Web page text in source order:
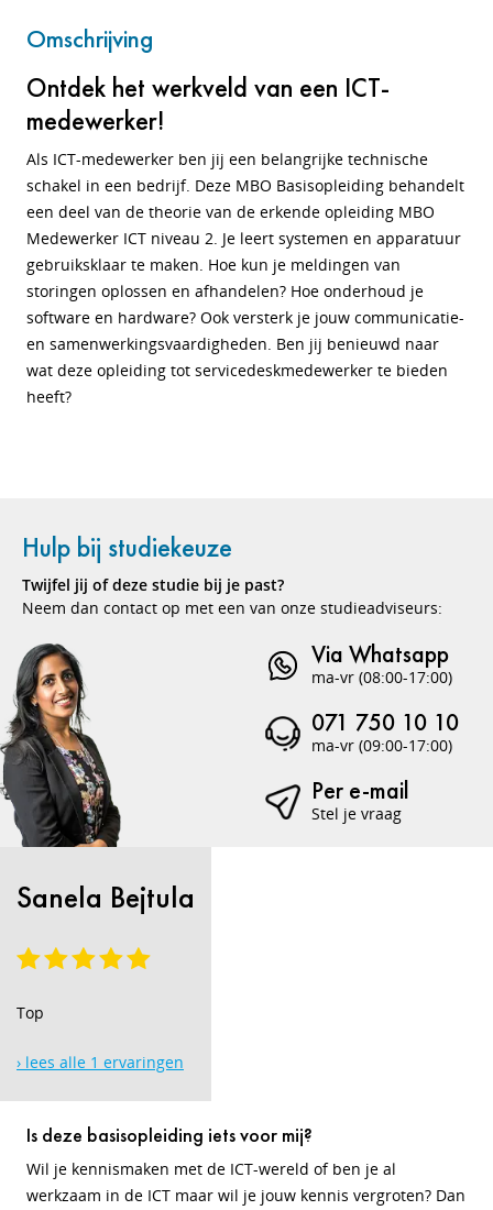
Omschrijving
Ontdek het werkveld van een ICT-
medewerker!
Als ICT-medewerker ben jij een belangrijke technische
schakel in een bedrijf. Deze MBO Basisopleiding behandelt
een deel van de theorie van de erkende opleiding MBO
Medewerker ICT niveau 2. Je leert systemen en apparatuur
gebruiksklaar te maken. Hoe kun je meldingen van
storingen oplossen en afhandelen? Hoe onderhoud je
software en hardware? Ook versterk je jouw communicatie-
en samenwerkingsvaardigheden. Ben jij benieuwd naar
wat deze opleiding tot servicedeskmedewerker te bieden
heeft?
Hulp bij studiekeuze
Twijfel jij of deze studie bij je past?
Neem dan contact op met een van onze studieadviseurs:
Via Whatsapp
ma-vr (08:00-17:00)
071 750 10 10
ma-vr (09:00-17:00)
Per e-mail
Stel je vraag
Sanela Bejtula
Top
› lees alle 1 ervaringen
Is deze basisopleiding iets voor mij?
Wil je kennismaken met de ICT-wereld of ben je al
werkzaam in de ICT maar wil je jouw kennis vergroten? Dan